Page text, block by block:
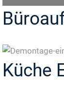
Küche